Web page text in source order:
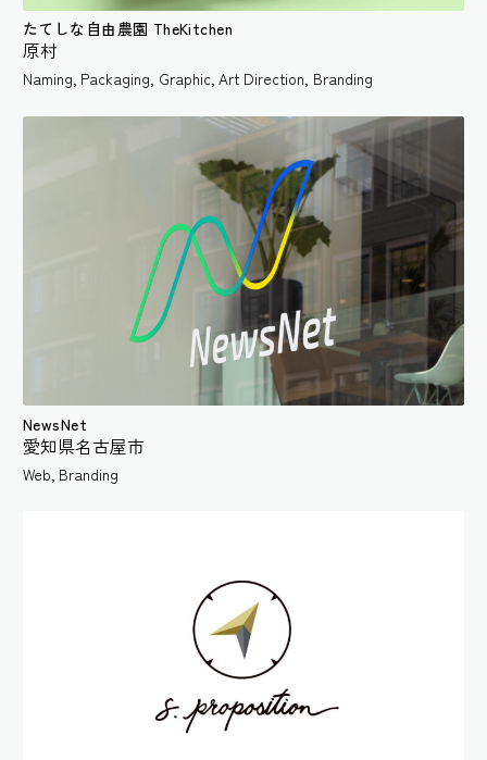
たてしな自由農園 TheKitchen
原村
Naming, Packaging, Graphic, Art Direction, Branding
NewsNet
愛知県名古屋市
Web, Branding